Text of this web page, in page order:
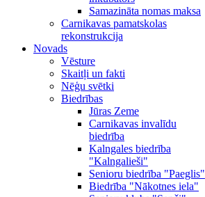
Samazināta nomas maksa
Carnikavas pamatskolas
rekonstrukcija
Novads
Vēsture
Skaitļi un fakti
Nēģu svētki
Biedrības
Jūras Zeme
Carnikavas invalīdu
biedrība
Kalngales biedrība
"Kalngalieši"
Senioru biedrība "Paeglis"
Biedrība "Nākotnes iela"